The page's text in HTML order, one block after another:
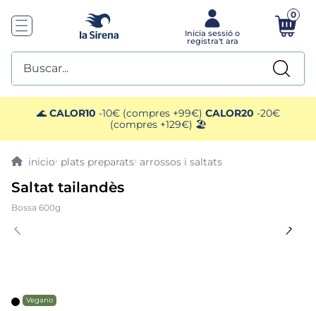
0
Buscar...
🌊 CALOR10 -10€ (compres +99€) CALOR20 -20€
(compres +129€) 🏖️
plats preparats arrossos i saltats
Saltat tailandès
Bossa 600g
Vegano
TOP SEARCHES
1. mejillones
pimientos
3. mango